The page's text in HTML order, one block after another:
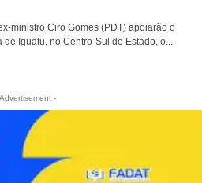
ministro Ciro Gomes (PDT) apoiarão o
Iguatu, no Centro-Sul do Estado, o...
-